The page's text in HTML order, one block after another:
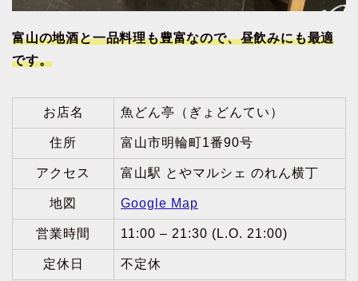
富山の地酒と一品料理も豊富なので、昼飲みにも最適
です。
お店名 魚どん亭（ぎょどんてい）
住所 富山市明輪町1番90号
アクセス 富山駅 とやマルシェ のれん横丁
地図 Google Map
営業時間 11:00 – 21:30 (L.O. 21:00)
定休日 不定休